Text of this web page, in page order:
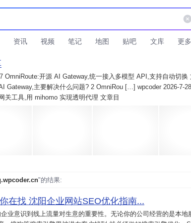
资讯 视频 笔记 地图 贴吧 文库 更多
OmniRoute:开源 AI Gateway,统一接入多模型 API,支持自动切换
Gateway,主要解决什么问题? 2 OmniRou […] wpcoder 2026-7-
关工具,用 mihomo 实现透明代理 文章目
"的结果:
在找 沈阳企业网站SEO优化指南...
业意识到线上流量对生意的重要性。无论你的公司经营的是本地